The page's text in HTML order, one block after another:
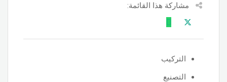
مشاركة هذا القائمة:
التركيب
التصنيع